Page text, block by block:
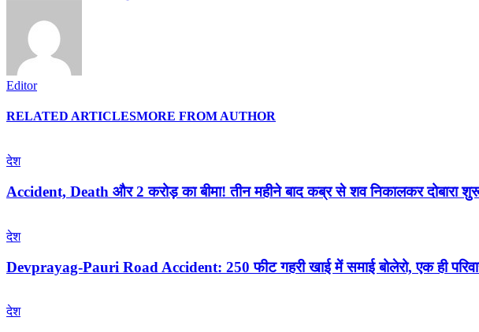
Editor
RELATED ARTICLESMORE FROM AUTHOR
देश
Accident, Death और 2 करोड़ का बीमा! तीन महीने बाद कब्र से शव निकालकर दोबारा
देश
Devprayag-Pauri Road Accident: 250 फीट गहरी खाई में समाई बोलेरो, एक ही
देश